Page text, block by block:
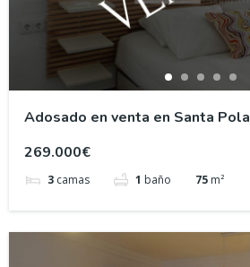
Adosado en venta en Santa Pola
269.000€
3 camas 1 baño 75 m²